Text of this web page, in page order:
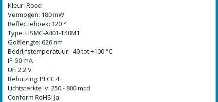
Kleur: Rood
Vermogen: 180 mW
Reflectiehoek: 120 °
Type: HSMC-A401-T40M1
Golflengte: 626 nm
Bedrijfstemperatuur: -40 tot +100 °C
IF: 50 mA
UF: 2.2 V
Behuizing: PLCC 4
Lichtsterkte lv: 250 - 800 mcd
Conform RoHS: Ja